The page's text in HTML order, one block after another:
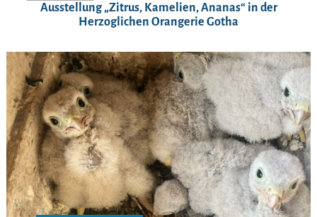
Ausstellung „Zitrus, Kamelien, Ananas“ in der
Herzoglichen Orangerie Gotha